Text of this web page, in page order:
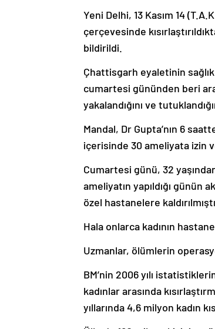
Yeni Delhi, 13 Kasım 14
çerçevesinde
bildirildi.
Çhattisgarh eyaletinin sağlık
cumartesi gününden beri
yakalandığını ve
Mandal, Dr Gupta’nın 6
içerisinde 30 ameliyata izin
Cumartesi günü, 32
ameliyatın yapıldığı
özel hastanelere
Hala onlarca kadının
Uzmanlar, ölümlerin
BM’nin 2006 yılı
kadınlar arasında
yıllarında 4,6 milyon kadın